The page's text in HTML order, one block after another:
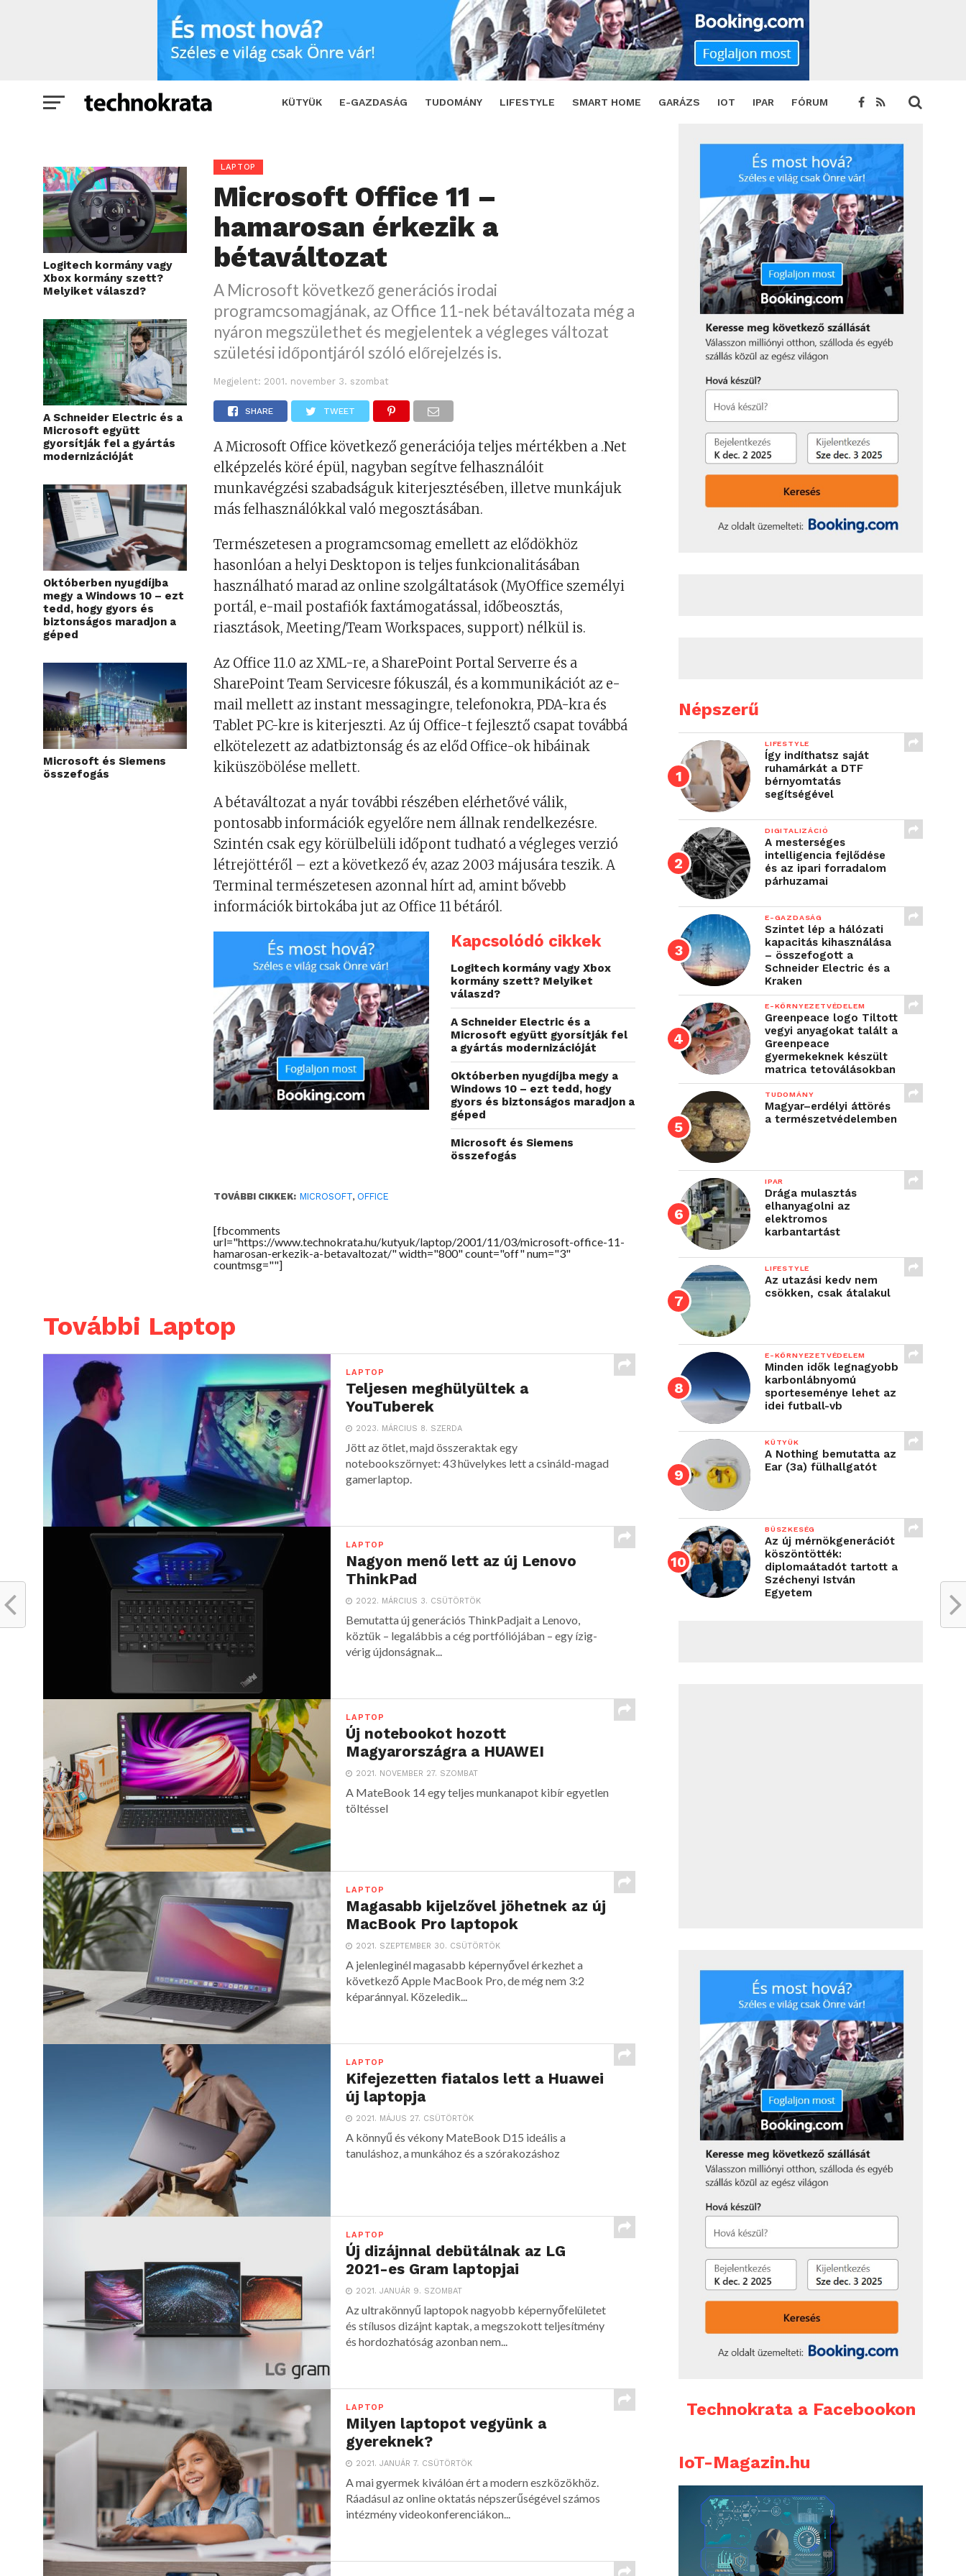
KÜTYÜK E-GAZDASÁG TUDOMÁNY LIFESTYLE SMART HOME GARÁZS IOT IPAR FÓRUM
Microsoft Office 11 – hamarosan érkezik a bétaváltozat SHARE TWEET
Logitech kormány vagy
Xbox kormány szett?
Melyiket válaszd?
A Schneider Electric és a
Microsoft együtt
gyorsítják fel a gyártás
modernizációját
Októberben nyugdíjba
megy a Windows 10 – ezt
tedd, hogy gyors és
biztonságos maradjon a
géped
Microsoft és Siemens
összefogás
LAPTOP
Microsoft Office 11 –
hamarosan érkezik a
bétaváltozat
A Microsoft következő generációs irodai
programcsomagjának, az Office 11-nek bétaváltozata még a
nyáron megszülethet és megjelentek a végleges változat
születési időpontjáról szóló előrejelzés is.
Megjelent: 2001. november 3. szombat
SHARE TWEET
A Microsoft Office következő generációja teljes mértékben a .Net
elképzelés köré épül, nagyban segítve felhasználóit
munkavégzési szabadságuk kiterjesztésében, illetve munkájuk
más felhasználókkal való megosztásában.
Természetesen a programcsomag emellett az elődökhöz
hasonlóan a helyi Desktopon is teljes funkcionalitásában
használható marad az online szolgáltatások (MyOffice személyi
portál, e-mail postafiók faxtámogatással, időbeosztás,
riasztások, Meeting/Team Workspaces, support) nélkül is.
Az Office 11.0 az XML-re, a SharePoint Portal Serverre és a
SharePoint Team Servicesre fókuszál, és a kommunikációt az e-
mail mellett az instant messagingre, telefonokra, PDA-kra és
Tablet PC-kre is kiterjeszti. Az új Office-t fejlesztő csapat továbbá
elkötelezett az adatbiztonság és az előd Office-ok hibáinak
kiküszöbölése mellett.
A bétaváltozat a nyár további részében elérhetővé válik,
pontosabb információk egyelőre nem állnak rendelkezésre.
Szintén csak egy körülbelüli időpont tudható a végleges verzió
létrejöttéről – ezt a következő év, azaz 2003 májusára teszik. A
Terminal természetesen azonnal hírt ad, amint bővebb
információk birtokába jut az Office 11 bétáról.
Kapcsolódó cikkek
Logitech kormány vagy Xbox
kormány szett? Melyiket
válaszd?
A Schneider Electric és a
Microsoft együtt gyorsítják fel
a gyártás modernizációját
Októberben nyugdíjba megy a
Windows 10 – ezt tedd, hogy
gyors és biztonságos maradjon a
géped
Microsoft és Siemens
összefogás
TOVÁBBI CIKKEK: MICROSOFT, OFFICE
[fbcomments
url="https://www.technokrata.hu/kutyuk/laptop/2001/11/03/microsoft-office-11-
hamarosan-erkezik-a-betavaltozat/" width="800" count="off" num="3"
countmsg=""]
További Laptop
LAPTOP
Teljesen meghülyültek a
YouTuberek
2023. MÁRCIUS 8. SZERDA
Jött az ötlet, majd összeraktak egy
notebookszörnyet: 43 hüvelykes lett a csináld-magad
gamerlaptop.
LAPTOP
Nagyon menő lett az új Lenovo
ThinkPad
2022. MÁRCIUS 3. CSÜTÖRTÖK
Bemutatta új generációs ThinkPadjait a Lenovo,
köztük – legalábbis a cég portfóliójában – egy ízig-
vérig újdonságnak...
LAPTOP
Új notebookot hozott
Magyarországra a HUAWEI
2021. NOVEMBER 27. SZOMBAT
A MateBook 14 egy teljes munkanapot kibír egyetlen
töltéssel
LAPTOP
Magasabb kijelzővel jöhetnek az új
MacBook Pro laptopok
2021. SZEPTEMBER 30. CSÜTÖRTÖK
A jelenleginél magasabb képernyővel érkezhet a
következő Apple MacBook Pro, de még nem 3:2
képaránnyal. Közeledik...
LAPTOP
Kifejezetten fiatalos lett a Huawei
új laptopja
2021. MÁJUS 27. CSÜTÖRTÖK
A könnyű és vékony MateBook D15 ideális a
tanuláshoz, a munkához és a szórakozáshoz
LAPTOP
Új dizájnnal debütálnak az LG
2021-es Gram laptopjai
2021. JANUÁR 9. SZOMBAT
Az ultrakönnyű laptopok nagyobb képernyőfelületet
és stílusos dizájnt kaptak, a megszokott teljesítmény
és hordozhatóság azonban nem...
LAPTOP
Milyen laptopot vegyünk a
gyereknek?
2021. JANUÁR 7. CSÜTÖRTÖK
A mai gyermek kiválóan ért a modern eszközökhöz.
Ráadásul az online oktatás népszerűségével számos
intézmény videokonferenciákon...
Népszerű
LIFESTYLE
Így indíthatsz saját
ruhamárkát a DTF
bérnyomtatás
segítségével
DIGITALIZÁCIÓ
A mesterséges
intelligencia fejlődése
és az ipari forradalom
párhuzamai
E-GAZDASÁG
Szintet lép a hálózati
kapacitás kihasználása
– összefogott a
Schneider Electric és a
Kraken
E-KÖRNYEZETVÉDELEM
Greenpeace logo Tiltott
vegyi anyagokat talált a
Greenpeace
gyermekeknek készült
matrica tetoválásokban
TUDOMÁNY
Magyar–erdélyi áttörés
a természetvédelemben
IPAR
Drága mulasztás
elhanyagolni az
elektromos
karbantartást
LIFESTYLE
Az utazási kedv nem
csökken, csak átalakul
E-KÖRNYEZETVÉDELEM
Minden idők legnagyobb
karbonlábnyomú
sporteseménye lehet az
idei futball-vb
KÜTYÜK
A Nothing bemutatta az
Ear (3a) fülhallgatót
BÜSZKESÉG
Az új mérnökgenerációt
köszöntötték:
diplomaátadót tartott a
Széchenyi István
Egyetem
Technokrata a Facebookon
IoT-Magazin.hu